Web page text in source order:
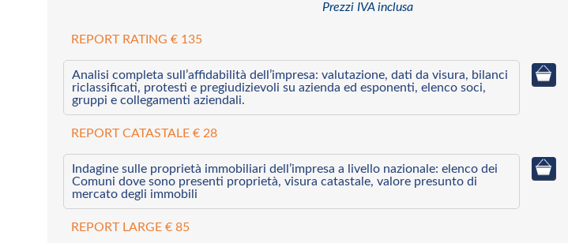
Prezzi IVA inclusa
REPORT RATING € 135
Analisi completa sull’affidabilità dell’impresa: valutazione, dati da visura, bilanci
riclassificati, protesti e pregiudizievoli su azienda ed esponenti, elenco soci,
gruppi e collegamenti aziendali.
REPORT CATASTALE € 28
Indagine sulle proprietà immobiliari dell’impresa a livello nazionale: elenco dei
Comuni dove sono presenti proprietà, visura catastale, valore presunto di
mercato degli immobili
REPORT LARGE € 85